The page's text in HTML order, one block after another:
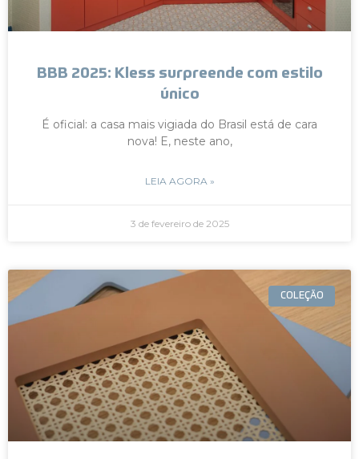
BBB 2025: Kless surpreende com estilo
único
É oficial: a casa mais vigiada do Brasil está de cara
nova! E, neste ano,
LEIA AGORA »
3 de fevereiro de 2025
COLEÇÃO